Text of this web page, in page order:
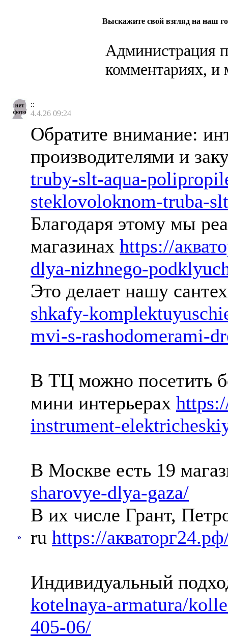
Выскажите свой взгляд на наш
Администрация
комментариях, и
::
4.4.26 09:24
»
Обратите внимание:
производителями и
truby-slt-aqua-
steklovoloknom-truba-
Благодаря этому мы
магазинах https://
dlya-nizhnego-
Это делает нашу
shkafy-
mvi-s-rashodomerami-
В ТЦ можно посетить
мини интерьерах
instrument-
В Москве есть 19
sharovye-dlya-gaza/
В их числе Грант,
ru https://
Индивидуальный
kotelnaya-armatura/
405-06/